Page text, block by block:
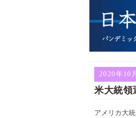
2020年10
米大統領
アメリカ大